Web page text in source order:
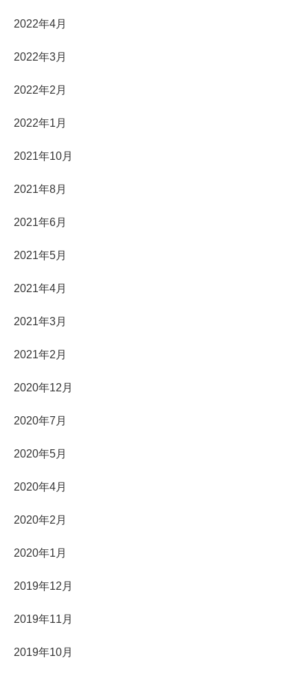
2022年4月
2022年3月
2022年2月
2022年1月
2021年10月
2021年8月
2021年6月
2021年5月
2021年4月
2021年3月
2021年2月
2020年12月
2020年7月
2020年5月
2020年4月
2020年2月
2020年1月
2019年12月
2019年11月
2019年10月